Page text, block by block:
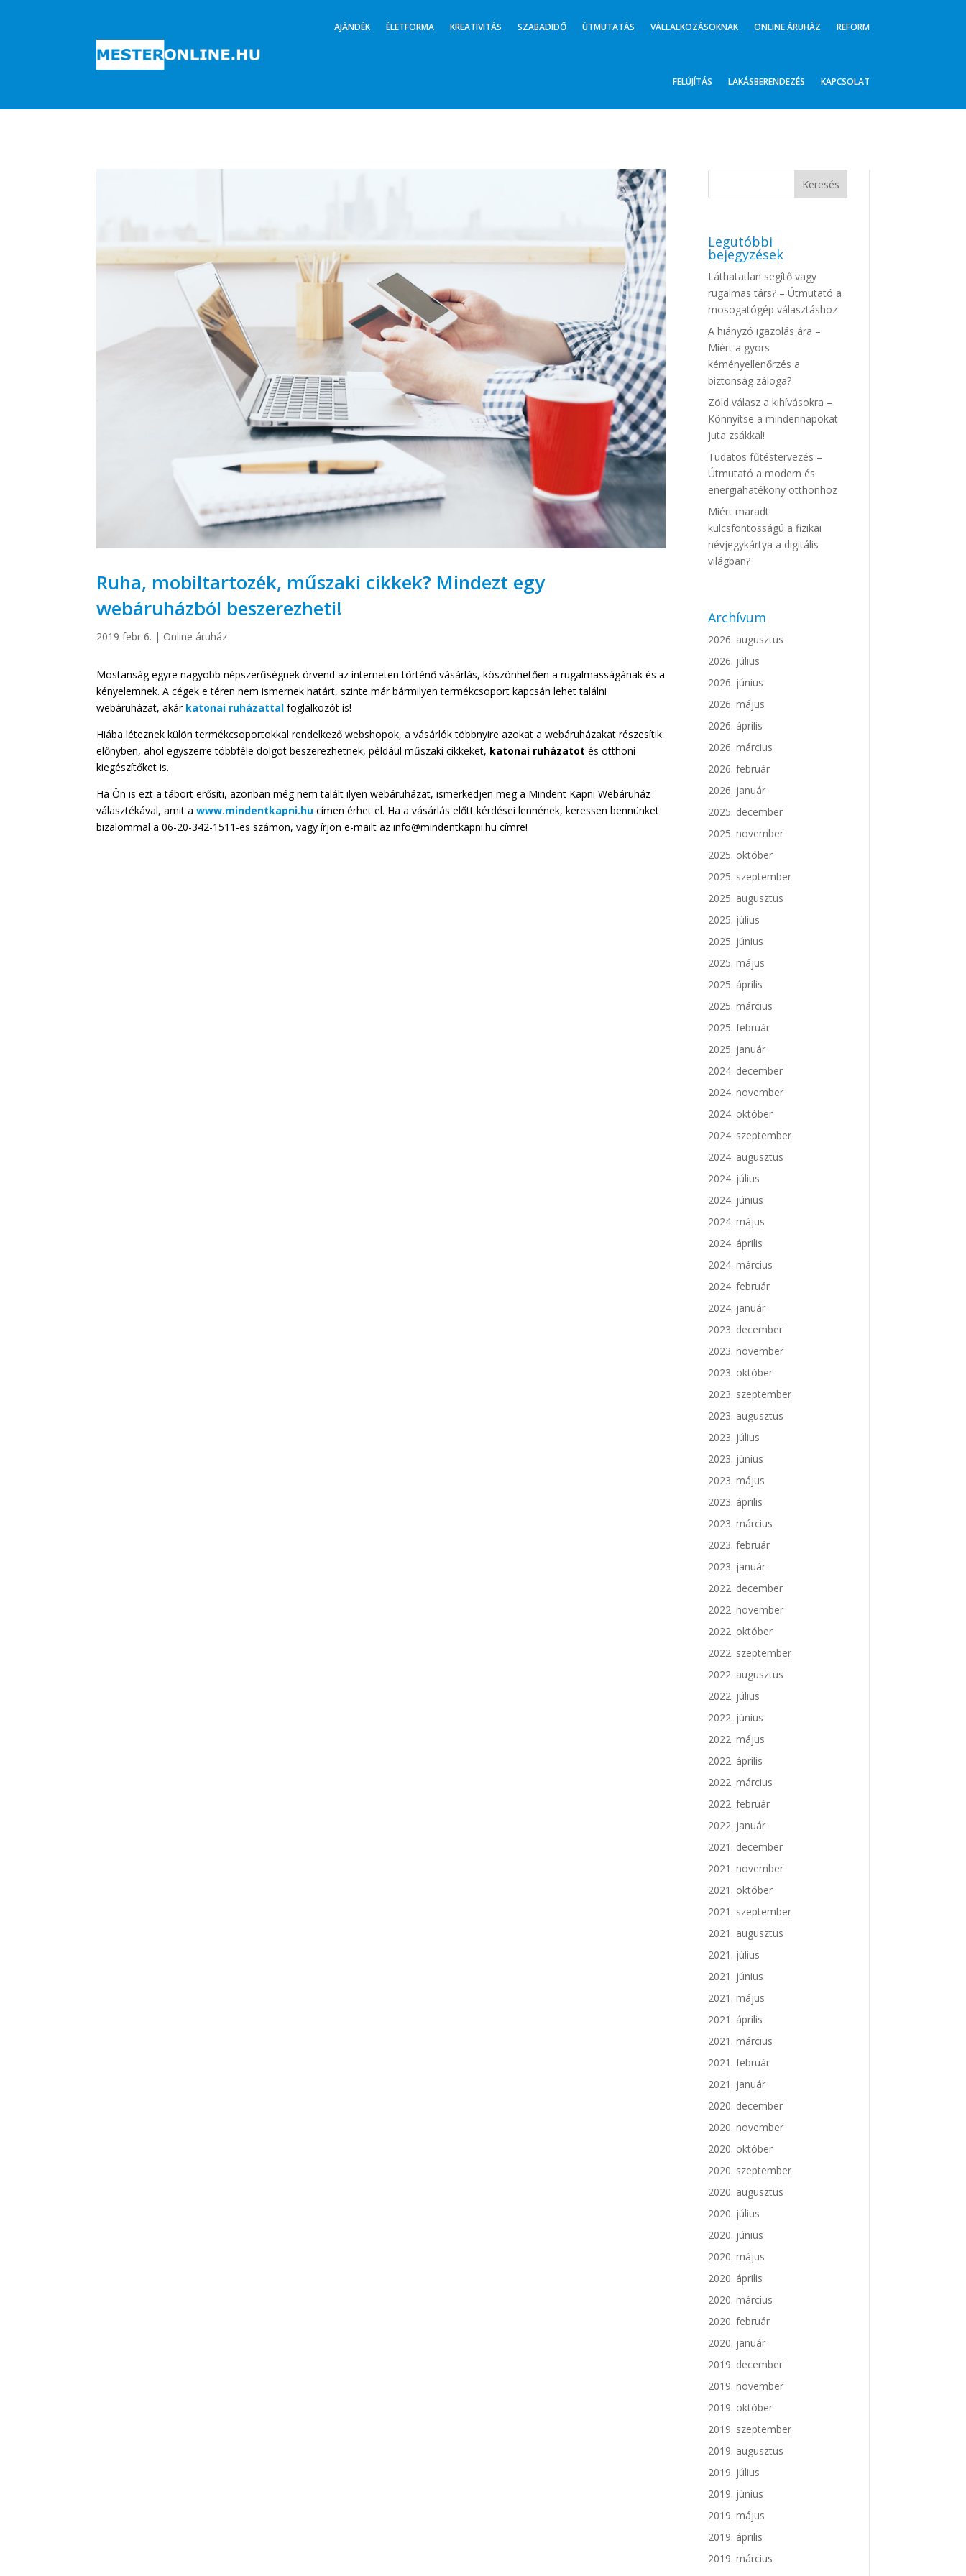
AJÁNDÉK ÉLETFORMA KREATIVITÁS SZABADIDŐ ÚTMUTATÁS VÁLLALKOZÁSOKNAK ONLINE ÁRUHÁZ REFORM
FELÚJÍTÁS LAKÁSBERENDEZÉS KAPCSOLAT
Ruha, mobiltartozék, műszaki cikkek? Mindezt egy
webáruházból beszerezheti!
2019 febr 6. | Online áruház
Mostanság egyre nagyobb népszerűségnek örvend az interneten történő vásárlás, köszönhetően a rugalmasságának és a
kényelemnek. A cégek e téren nem ismernek határt, szinte már bármilyen termékcsoport kapcsán lehet találni
webáruházat, akár katonai ruházattal foglalkozót is!
Hiába léteznek külön termékcsoportokkal rendelkező webshopok, a vásárlók többnyire azokat a webáruházakat részesítik
előnyben, ahol egyszerre többféle dolgot beszerezhetnek, például műszaki cikkeket, katonai ruházatot és otthoni
kiegészítőket is.
Ha Ön is ezt a tábort erősíti, azonban még nem talált ilyen webáruházat, ismerkedjen meg a Mindent Kapni Webáruház
választékával, amit awww.mindentkapni.hu címen érhet el. Ha a vásárlás előtt kérdései lennének, keressen bennünket
bizalommal a 06-20-342-1511-es számon, vagy írjon e-mailt az info@mindentkapni.hu címre!
Legutóbbi
bejegyzések
Láthatatlan segítő vagy
rugalmas társ? – Útmutató a
mosogatógép választáshoz
A hiányzó igazolás ára –
Miért a gyors
kéményellenőrzés a
biztonság záloga?
Zöld válasz a kihívásokra –
Könnyítse a mindennapokat
juta zsákkal!
Tudatos fűtéstervezés –
Útmutató a modern és
energiahatékony otthonhoz
Miért maradt
kulcsfontosságú a fizikai
névjegykártya a digitális
világban?
Archívum
2026. augusztus
2026. július
2026. június
2026. május
2026. április
2026. március
2026. február
2026. január
2025. december
2025. november
2025. október
2025. szeptember
2025. augusztus
2025. július
2025. június
2025. május
2025. április
2025. március
2025. február
2025. január
2024. december
2024. november
2024. október
2024. szeptember
2024. augusztus
2024. július
2024. június
2024. május
2024. április
2024. március
2024. február
2024. január
2023. december
2023. november
2023. október
2023. szeptember
2023. augusztus
2023. július
2023. június
2023. május
2023. április
2023. március
2023. február
2023. január
2022. december
2022. november
2022. október
2022. szeptember
2022. augusztus
2022. július
2022. június
2022. május
2022. április
2022. március
2022. február
2022. január
2021. december
2021. november
2021. október
2021. szeptember
2021. augusztus
2021. július
2021. június
2021. május
2021. április
2021. március
2021. február
2021. január
2020. december
2020. november
2020. október
2020. szeptember
2020. augusztus
2020. július
2020. június
2020. május
2020. április
2020. március
2020. február
2020. január
2019. december
2019. november
2019. október
2019. szeptember
2019. augusztus
2019. július
2019. június
2019. május
2019. április
2019. március